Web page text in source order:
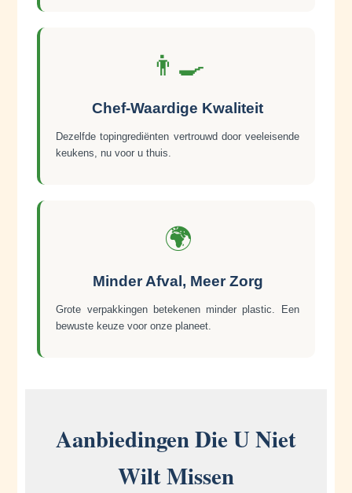
👨‍🍳
Chef-Waardige Kwaliteit
Dezelfde topingrediënten vertrouwd door veeleisende
keukens, nu voor u thuis.
🌍
Minder Afval, Meer Zorg
Grote verpakkingen betekenen minder plastic. Een
bewuste keuze voor onze planeet.
Aanbiedingen Die U Niet
Wilt Missen